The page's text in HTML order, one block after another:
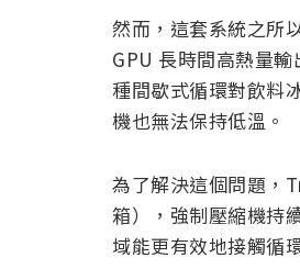
然而，這套系統之所
GPU 長時間高熱量
種間歇式循環對飲料
機也無法保持低溫。
為了解決這個問題，
箱），強制壓縮機持
域能更有效地接觸循